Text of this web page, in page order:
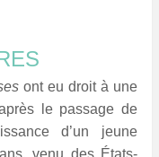
ont eu droit à une
le passage de
d’un jeune
venu des États-